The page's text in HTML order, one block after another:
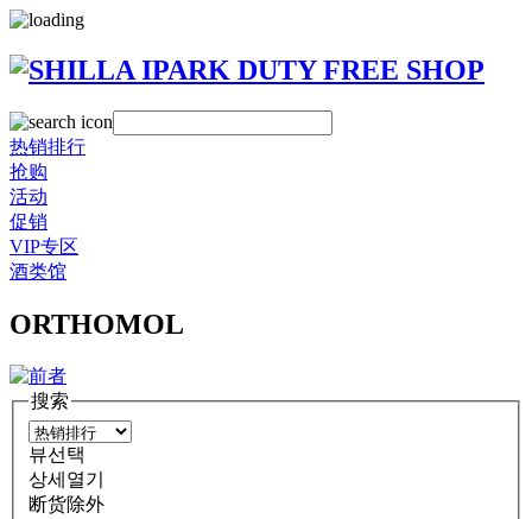
热销排行
抢购
活动
促销
VIP专区
酒类馆
ORTHOMOL
搜索
뷰선택
상세열기
断货除外